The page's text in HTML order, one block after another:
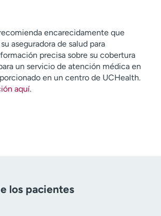
encarecidamente que
aseguradora de salud para
precisa sobre su cobertura
un servicio de atención médica en
en un centro de UCHealth.
aquí.
los pacientes